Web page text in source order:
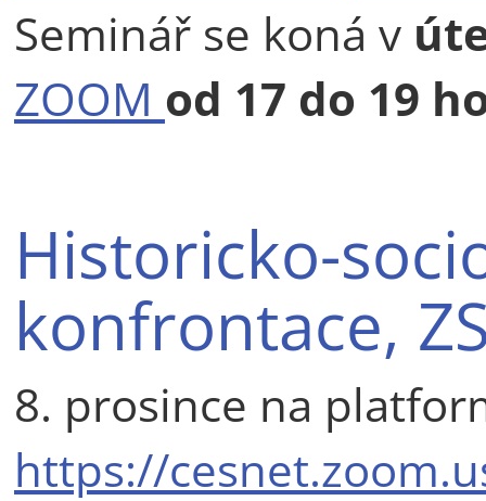
Seminář se koná v
ZOOM od 17 do 19
Historicko-
konfrontace,
8. prosince na
https://